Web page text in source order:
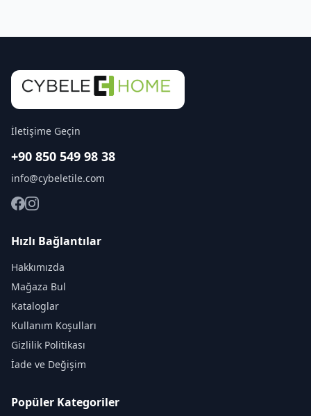
İletişime Geçin
+90 850 549 98 38
info@cybeletile.com
Hızlı Bağlantılar
Hakkımızda
Mağaza Bul
Kataloglar
Kullanım Koşulları
Gizlilik Politikası
İade ve Değişim
Popüler Kategoriler